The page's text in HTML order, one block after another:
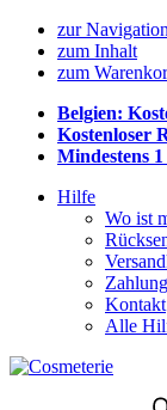
zur Navigation
zum Inhalt
zum
Belgien:
Kostenloser
Mindestens
Hilfe
Wo ist
Kontakt
Alle